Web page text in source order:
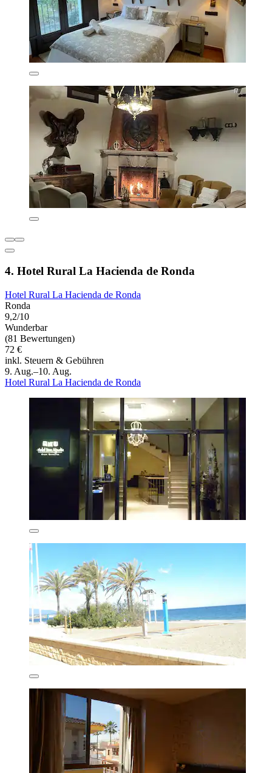
4. Hotel Rural La Hacienda de Ronda
Hotel Rural La Hacienda de Ronda
Ronda
9,2/10
Wunderbar
(81 Bewertungen)
72 €
inkl. Steuern & Gebühren
9. Aug.–10. Aug.
Hotel Rural La Hacienda de Ronda